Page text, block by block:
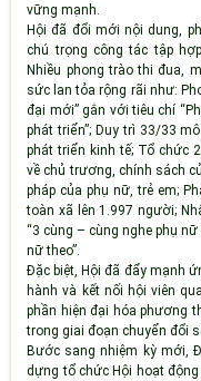
vững mạnh.
Hội đã đổi mới nội dung,
chú trọng công tác tập
Nhiều phong trào thi đua,
sức lan tỏa rộng rãi như:
đại mới”gắn với tiêu chí
phát triển”; Duy trì 33/33
phát triển kinh tế; Tổ chức
về chủ trương, chính sách
pháp của phụ nữ, trẻ em;
toàn xã lên1.997 người;
“3 cùng – cùng nghe phụ
nữ theo”
Đặc biệt, Hội đã đẩy mạnh
hành và kết nối hội viên
phần hiện đại hóa phương
trong giai đoạn chuyển đổi
Bước sang nhiệm kỳ mới,
dựng tổ chức Hội hoạt động